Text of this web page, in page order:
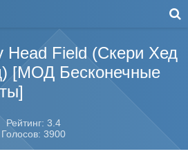
Head Field (Скери Хед
[МОД Бесконечные
Рейтинг: 3.4
Голосов: 3900